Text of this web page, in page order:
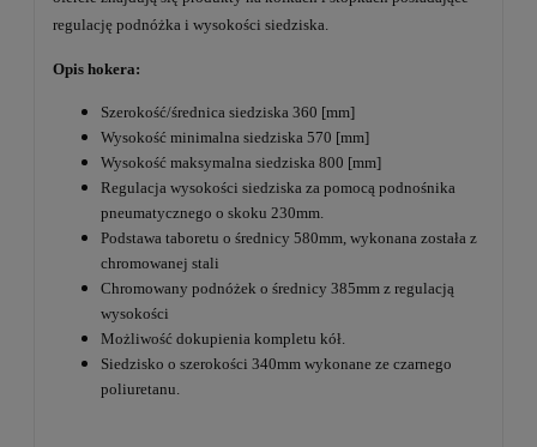
regulację podnóżka i wysokości siedziska.
Opis hokera:
Szerokość/średnica siedziska 360 [mm]
Wysokość minimalna siedziska 570 [mm]
Wysokość maksymalna siedziska 800 [mm]
Regulacja wysokości siedziska za pomocą podnośnika
pneumatycznego o skoku 230mm.
Podstawa taboretu o średnicy 580mm, wykonana została z
chromowanej stali
Chromowany podnóżek o średnicy 385mm z regulacją
wysokości
Możliwość dokupienia kompletu kół.
Siedzisko o szerokości 340mm wykonane ze czarnego
poliuretanu.